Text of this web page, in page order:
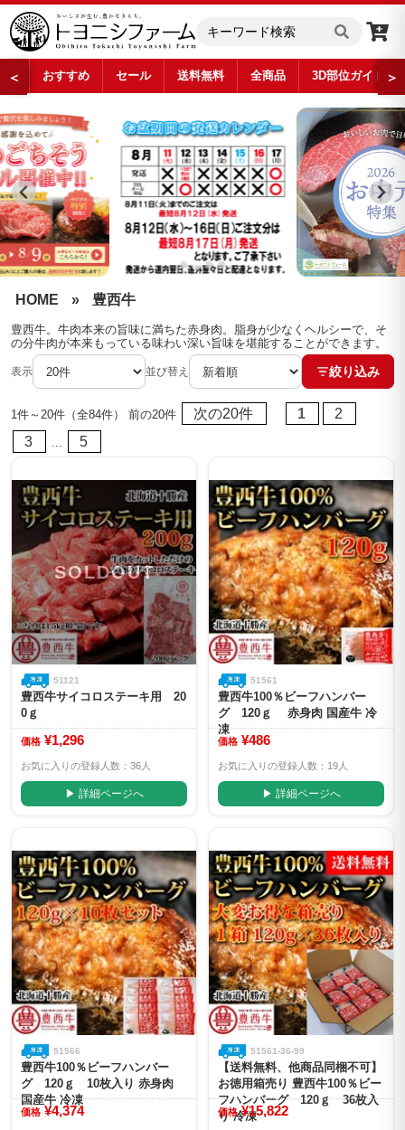
＜ おすすめ セール 送料無料 全商品 3D部位ガイド ＞
豊西牛
HOME » 豊西牛
豊西牛。牛肉本来の旨味に満ちた赤身肉。脂身が少なくヘルシーで、そ
の分牛肉が本来もっている味わい深い旨味を堪能することができます。
表示 並び替え 絞り込み
1件～20件（全84件） 前の20件 次の20件 1
2
3
... 5
SOLDOUT
51121
豊西牛サイコロステーキ用 20
0ｇ
価格 ¥1,296
お気に入りの登録人数：36人
▶ 詳細ページへ
51561
豊西牛100％ビーフハンバー
グ 120ｇ 赤身肉 国産牛 冷
凍
価格 ¥486
お気に入りの登録人数：19人
▶ 詳細ページへ
51566
豊西牛100％ビーフハンバー
グ 120ｇ 10枚入り 赤身肉
国産牛 冷凍
価格 ¥4,374
51561-36-99
【送料無料、他商品同梱不可】
お徳用箱売り 豊西牛100％ビー
フハンバーグ 120ｇ 36枚入
り 冷凍
価格¥15,822